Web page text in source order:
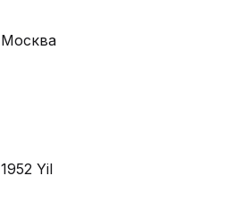
Моcква
1952 Yil